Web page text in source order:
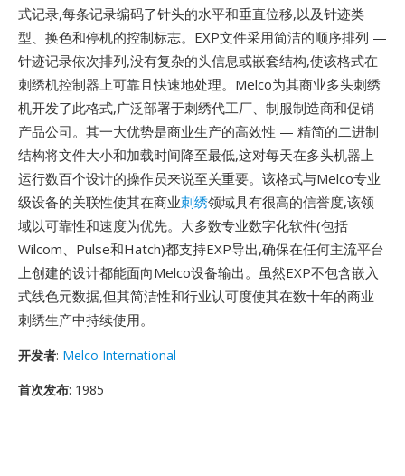
式记录,每条记录编码了针头的水平和垂直位移,以及针迹类
型、换色和停机的控制标志。EXP文件采用简洁的顺序排列 —
针迹记录依次排列,没有复杂的头信息或嵌套结构,使该格式在
刺绣机控制器上可靠且快速地处理。Melco为其商业多头刺绣
机开发了此格式,广泛部署于刺绣代工厂、制服制造商和促销
产品公司。其一大优势是商业生产的高效性 — 精简的二进制
结构将文件大小和加载时间降至最低,这对每天在多头机器上
运行数百个设计的操作员来说至关重要。该格式与Melco专业
级设备的关联性使其在商业刺绣领域具有很高的信誉度,该领
域以可靠性和速度为优先。大多数专业数字化软件(包括
Wilcom、Pulse和Hatch)都支持EXP导出,确保在任何主流平台
上创建的设计都能面向Melco设备输出。虽然EXP不包含嵌入
式线色元数据,但其简洁性和行业认可度使其在数十年的商业
刺绣生产中持续使用。
开发者: Melco International
首次发布: 1985